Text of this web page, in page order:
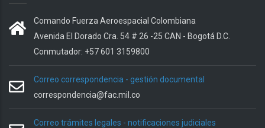
Comando Fuerza Aeroespacial Colombiana
Avenida El Dorado Cra. 54 # 26 -25 CAN - Bogotá D.C.
Conmutador: +57 601 3159800
Correo correspondencia - gestión documental
correspondencia@fac.mil.co
Correo trámites legales - notificaciones judiciales